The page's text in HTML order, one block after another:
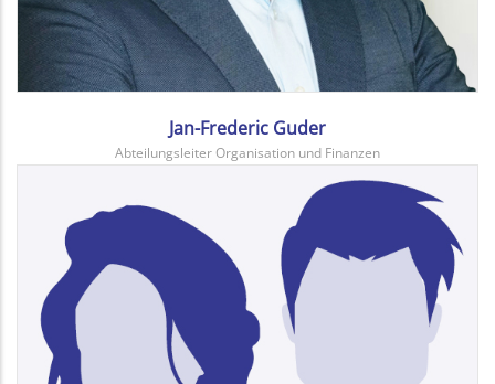
Jan-Frederic Guder
Abteilungsleiter Organisation und Finanzen